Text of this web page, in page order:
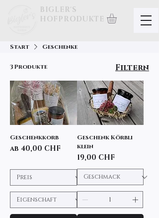
BIGLER'S
HOFPRODUKTE
Start Geschenke
3 Produkte Filtern
Geschenkkorb
ab 40,00 CHF
Sale-Preis
Geschenk Körbli
klein
Preis
19,00 CHF